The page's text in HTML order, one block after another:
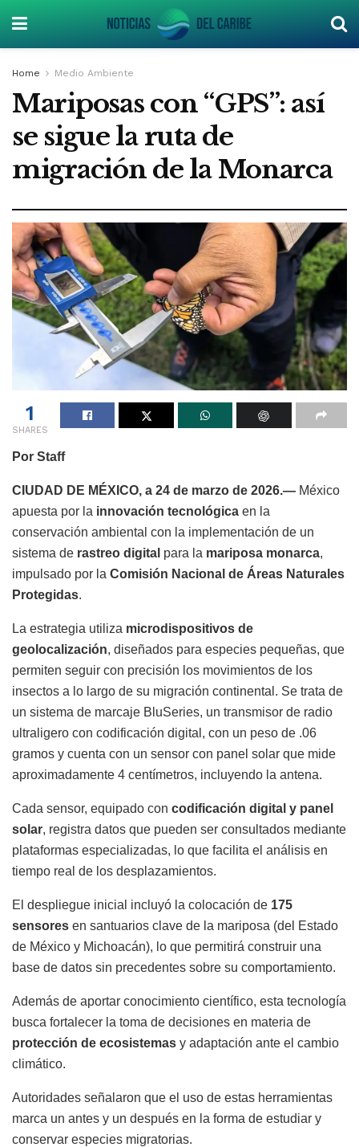
Home Medio Ambiente
Mariposas con “GPS”: así
se sigue la ruta de
migración de la Monarca
1
SHARES
Por Staff
CIUDAD DE MÉXICO, a 24 de marzo de 2026.— México
apuesta por la innovación tecnológica en la
conservación ambiental con la implementación de un
sistema de rastreo digital para la mariposa monarca,
impulsado por la Comisión Nacional de Áreas Naturales
Protegidas.
La estrategia utiliza microdispositivos de
geolocalización, diseñados para especies pequeñas, que
permiten seguir con precisión los movimientos de los
insectos a lo largo de su migración continental. Se trata de
un sistema de marcaje BluSeries, un transmisor de radio
ultraligero con codificación digital, con un peso de .06
gramos y cuenta con un sensor con panel solar que mide
aproximadamente 4 centímetros, incluyendo la antena.
Cada sensor, equipado con codificación digital y panel
solar, registra datos que pueden ser consultados mediante
plataformas especializadas, lo que facilita el análisis en
tiempo real de los desplazamientos.
El despliegue inicial incluyó la colocación de 175
sensores en santuarios clave de la mariposa (del Estado
de México y Michoacán), lo que permitirá construir una
base de datos sin precedentes sobre su comportamiento.
Además de aportar conocimiento científico, esta tecnología
busca fortalecer la toma de decisiones en materia de
protección de ecosistemas y adaptación ante el cambio
climático.
Autoridades señalaron que el uso de estas herramientas
marca un antes y un después en la forma de estudiar y
conservar especies migratorias.